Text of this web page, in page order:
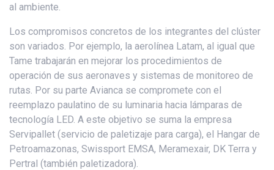
al ambiente.
Los compromisos concretos de los integrantes del clúster
son variados. Por ejemplo, la aerolínea Latam, al igual que
Tame trabajarán en mejorar los procedimientos de
operación de sus aeronaves y sistemas de monitoreo de
rutas. Por su parte Avianca se compromete con el
reemplazo paulatino de su luminaria hacia lámparas de
tecnología LED. A este objetivo se suma la empresa
Servipallet (servicio de paletizaje para carga), el Hangar de
Petroamazonas, Swissport EMSA, Meramexair, DK Terra y
Pertral (también paletizadora).